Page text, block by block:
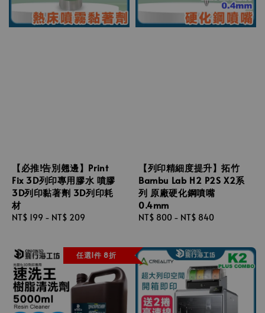
【必推!告別翹邊】Print
Fix 3D列印專用膠水 噴膠
3D列印黏著劑 3D列印耗
材
Regular
NT$ 199 - NT$ 209
【列印精細度提升】拓竹
Bambu Lab H2 P2S X2系
列 原廠硬化鋼噴嘴
0.4mm
Regular
NT$ 800 - NT$ 840
任選1件 8折